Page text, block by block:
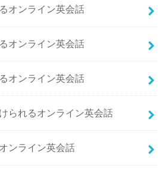
オンライン英会話
オンライン英会話
オンライン英会話
られるオンライン英会話
ンライン英会話